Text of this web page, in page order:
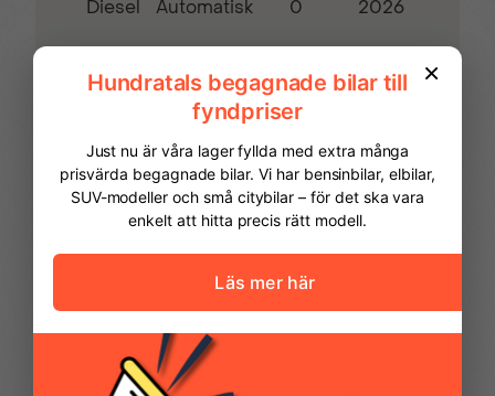
Lastöglor 4 st Look Pack
Puls och
klämskyddsfunktion
Navigation IVI High Parkeringsensorer bak
Parkeringsensorer
fram
Sidoairbags
Diesel Automatisk 0 2026
Vi hjälper dig att ordna finansiering av
din bil. Här kan du räkna ut din
månadskostnad och även göra en
ansökan online.